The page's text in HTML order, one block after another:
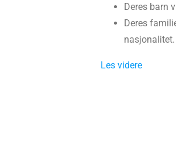
Deres barn
Deres
nasjonalitet.
Les videre